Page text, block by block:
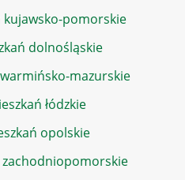
kujawsko-pomorskie
dolnośląskie
mazurskie
łódzkie
opolskie
zachodniopomorskie